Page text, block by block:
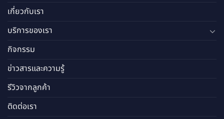
เกี่ยวกับเรา
บริการของเรา
กิจกรรม
ข่าวสารและความรู้
รีวิวจากลูกค้า
ติดต่อเรา